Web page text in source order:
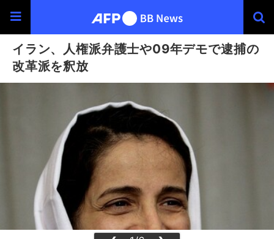
イラン、人権派弁護士や09年デモで逮捕の
改革派を釈放